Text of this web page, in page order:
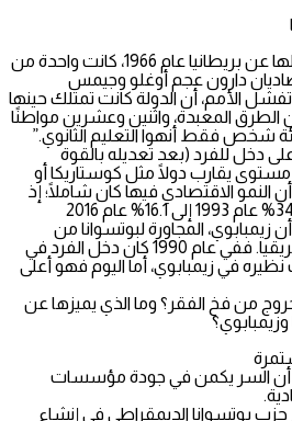
عندما نالت بوتسوانا استقلالها عن بريطانيا عام 1966، كانت واحدة من
دارون عجم أوغلو وجيمس
الأمم، أن الدولة كانت تمتلك حينها
المعبدة، واثنين وعشرين مواطنًا
شخص فقط أنهوا التعليم الثانوي.”
دخل للفرد (بعد تعديله بالقوة
يقارب دولًا مثل كوستاريكا أو
الاقتصادي فيها كان شاملًا؛ إذ
المجاورة لبوتسوانا من
الغرب، تُعد من أفقر دول إفريقيا. ففي عام 1990 كان دخل الفرد في
في زيمبابوي، أما اليوم فهو أعلى
من فخ الفقر؟ وما الذي يميزها عن
وزيمبابوي؟
أن السر يكمن في جودة مؤسسات
بوتسوانا الديمقراطي في إنشاء